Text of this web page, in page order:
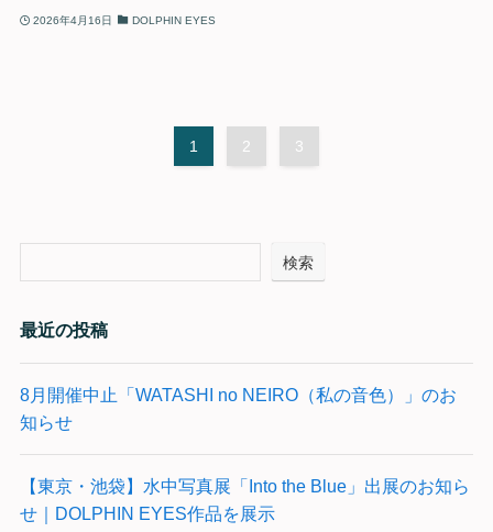
2026年4月16日 DOLPHIN EYES
1 2 3
検索
最近の投稿
8月開催中止「WATASHI no NEIRO（私の音色）」のお
知らせ
【東京・池袋】水中写真展「Into the Blue」出展のお知ら
せ｜DOLPHIN EYES作品を展示